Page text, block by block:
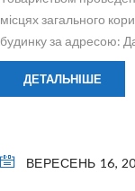
місцях загального
будинку за адресою:
ДЕТАЛЬНІШЕ
ВЕРЕСЕНЬ 16,